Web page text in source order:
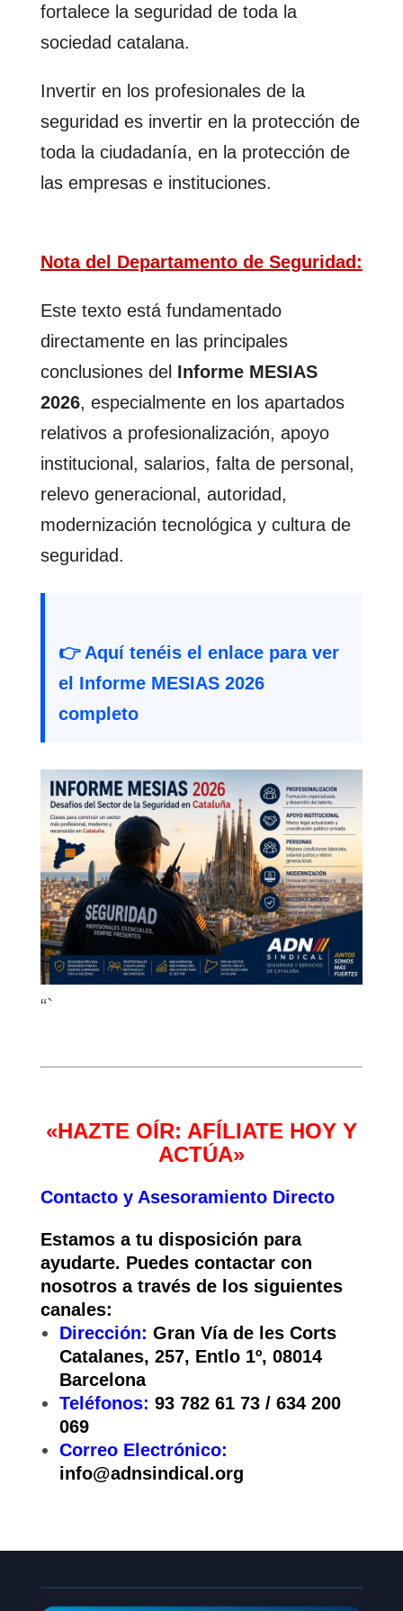
fortalece la seguridad de toda la
sociedad catalana.
Invertir en los profesionales de la
seguridad es invertir en la protección de
toda la ciudadanía, en la protección de
las empresas e instituciones.
Nota del Departamento de Seguridad:
Este texto está fundamentado
directamente en las principales
conclusiones del Informe MESIAS
2026, especialmente en los apartados
relativos a profesionalización, apoyo
institucional, salarios, falta de personal,
relevo generacional, autoridad,
modernización tecnológica y cultura de
seguridad.
👉 Aquí tenéis el enlace para ver
el Informe MESIAS 2026
completo
“`
«HAZTE OÍR: AFÍLIATE HOY Y
ACTÚA»
Contacto y Asesoramiento Directo
Estamos a tu disposición para
ayudarte. Puedes contactar con
nosotros a través de los siguientes
canales:
Dirección: Gran Vía de les Corts
Catalanes, 257, Entlo 1º, 08014
Barcelona
Teléfonos: 93 782 61 73 / 634 200
069
Correo Electrónico:
info@adnsindical.org